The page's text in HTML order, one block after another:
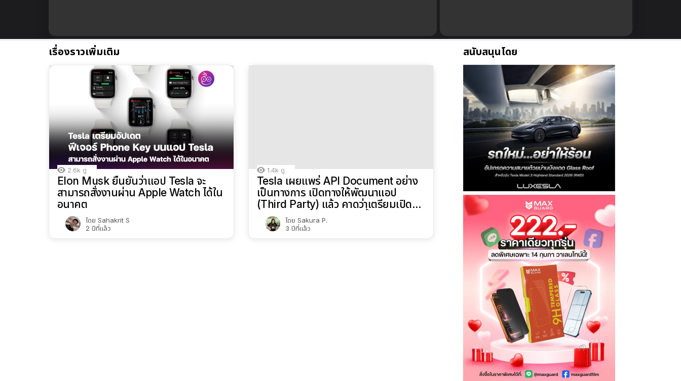
เรื่องราวเพิ่มเติม
2.6k ดู
Elon Musk ยืนยันว่าแอป Tesla จะ
สามารถสั่งงานผ่าน Apple Watch ได้ใน
อนาคต
โดย Sahakrit S
2 ปีที่แล้ว
1.4k ดู
Tesla เผยแพร่ API Document อย่าง
เป็นทางการ เปิดทางให้พัฒนาแอป
(Third Party) แล้ว คาดว่าเตรียมเปิด
Tesla App Store เร็ว ๆ นี้
โดย Sakura P.
3 ปีที่แล้ว
สนับสนุนโดย